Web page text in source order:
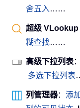
舍五入 ……
超级 VLookup
糊查找……
高级下拉列表：
多选下拉列表
列管理器： 添